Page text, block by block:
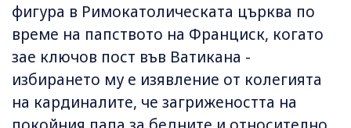
фигура в Римокатолическата църква по
време на папството на Франциск, когато
зае ключов пост във Ватикана -
избирането му е изявление от колегията
на кардиналите, че загрижеността на